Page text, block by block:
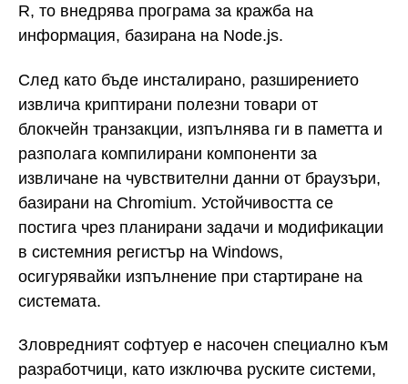
R, то внедрява програма за кражба на
информация, базирана на Node.js.
След като бъде инсталирано, разширението
извлича криптирани полезни товари от
блокчейн транзакции, изпълнява ги в паметта и
разполага компилирани компоненти за
извличане на чувствителни данни от браузъри,
базирани на Chromium. Устойчивостта се
постига чрез планирани задачи и модификации
в системния регистър на Windows,
осигурявайки изпълнение при стартиране на
системата.
Зловредният софтуер е насочен специално към
разработчици, като изключва руските системи,